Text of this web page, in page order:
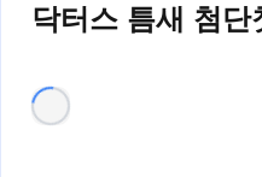
닥터스 틈새 첨단